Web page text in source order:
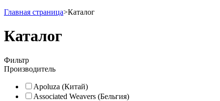
Главная страница>Каталог
Каталог
Фильтр
Производитель
Apoluza (Китай)
Associated Weavers (Бельгия)